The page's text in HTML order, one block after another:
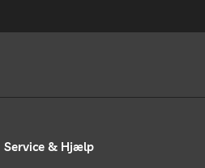
Service & Hjælp